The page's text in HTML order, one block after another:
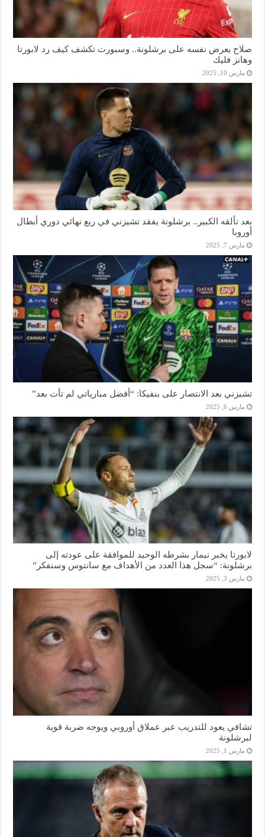
صلاح يعرض نفسه على برشلونة.. وسبورت تكشف كيف رد لابورتا
وهانز فليك
مارس 10, 2025
بعد تألقه الكبير.. برشلونة يفقد تشيزني في ربع نهائي دوري أبطال
أوروبا
مارس 7, 2025
تشيزني بعد الانتصار على بنفيكا: “أفضل مبارياتي لم تأت بعد”
مارس 6, 2025
لابورتا يخبر نيمار بشرطه الوحيد للموافقة على عودته إلى
برشلونة: “سجل هذا العدد من الأهداف مع سانتوس وسنفكر”
مارس 3, 2025
تشافي يعود للتدريب عبر عملاق أوروبي ويوجه ضربة قوية
لبرشلونة
مارس 1, 2025